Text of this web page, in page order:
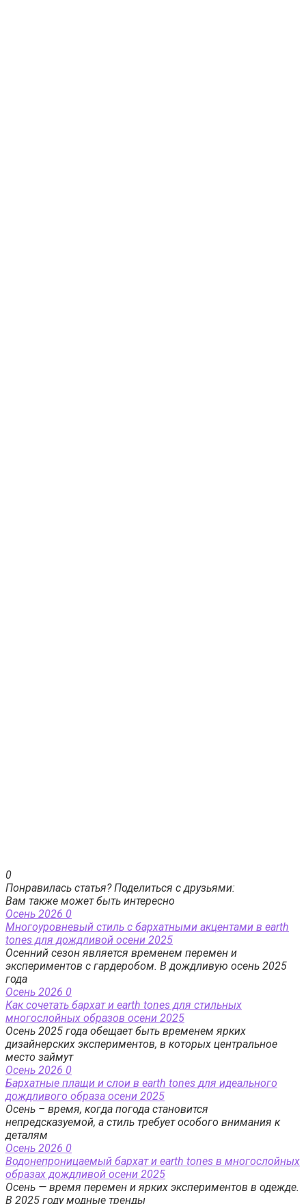
0
Понравилась статья? Поделиться с друзьями:
Вам также может быть интересно
Осень 2026 0
Многоуровневый стиль с бархатными акцентами в earth
tones для дождливой осени 2025
Осенний сезон является временем перемен и
экспериментов с гардеробом. В дождливую осень 2025
года
Осень 2026 0
Как сочетать бархат и earth tones для стильных
многослойных образов осени 2025
Осень 2025 года обещает быть временем ярких
дизайнерских экспериментов, в которых центральное
место займут
Осень 2026 0
Бархатные плащи и слои в earth tones для идеального
дождливого образа осени 2025
Осень – время, когда погода становится
непредсказуемой, а стиль требует особого внимания к
деталям
Осень 2026 0
Водонепроницаемый бархат и earth tones в многослойных
образах дождливой осени 2025
Осень — время перемен и ярких экспериментов в одежде.
В 2025 году модные тренды